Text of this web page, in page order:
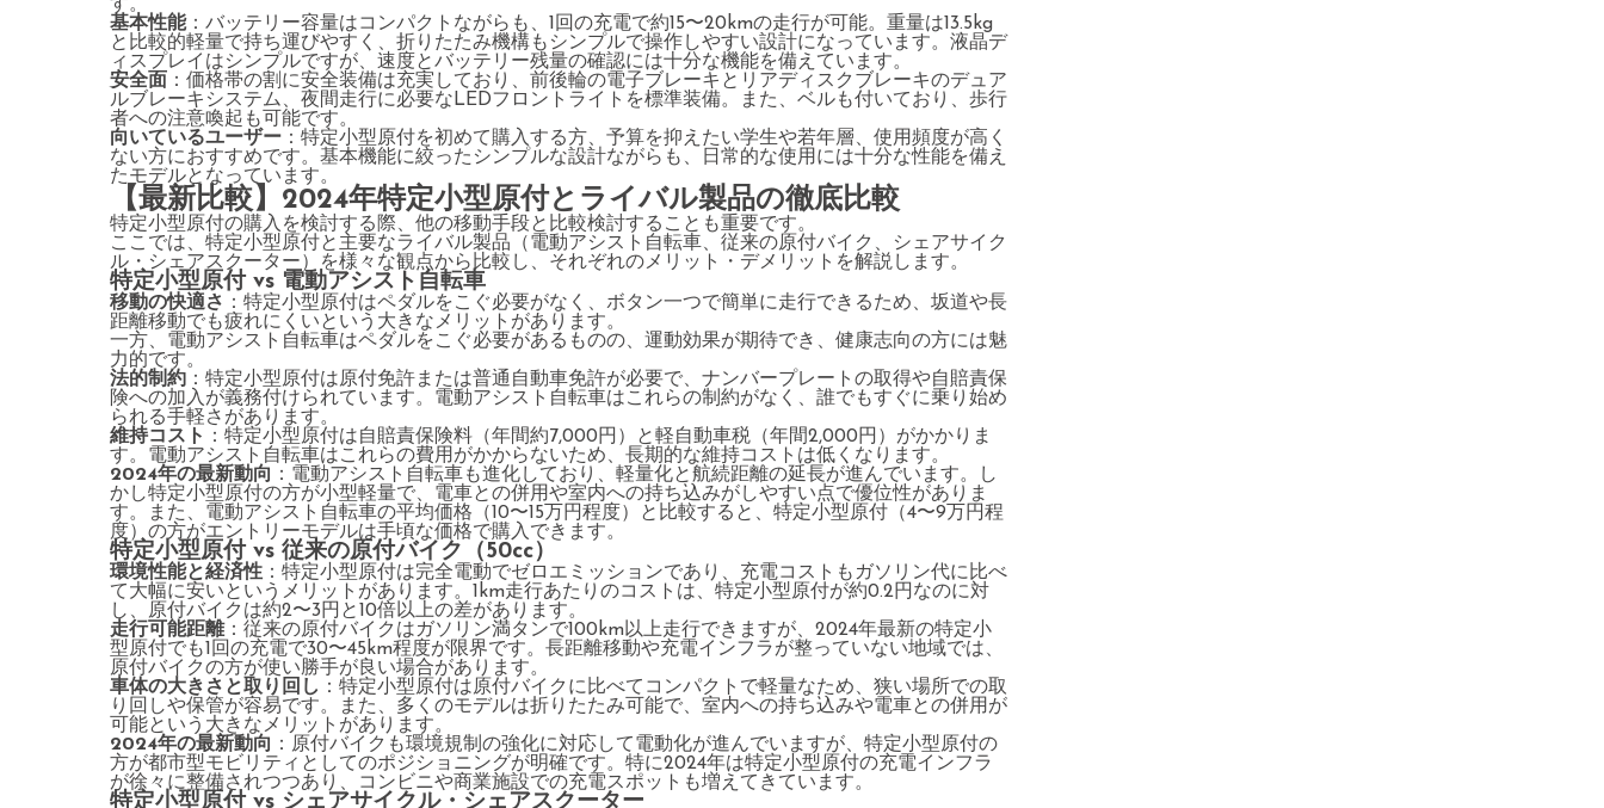
す。
基本性能：バッテリー容量はコンパクトながらも、1回の充電で約15〜20kmの走行が可能。重量は13.5kg
と比較的軽量で持ち運びやすく、折りたたみ機構もシンプルで操作しやすい設計になっています。液晶デ
ィスプレイはシンプルですが、速度とバッテリー残量の確認には十分な機能を備えています。
安全面 ：価格帯の割に安全装備は充実しており、前後輪の電子ブレーキとリアディスクブレーキのデュア
ルブレーキシステム、夜間走行に必要なLEDフロントライトを標準装備。また、ベルも付いており、歩行
者への注意喚起も可能です。
向いているユーザー ：特定小型原付を初めて購入する方、予算を抑えたい学生や若年層、使用頻度が高く
ない方におすすめです。基本機能に絞ったシンプルな設計ながらも、日常的な使用には十分な性能を備え
たモデルとなっています。
【最新比較】2024年特定小型原付とライバル製品の徹底比較
特定小型原付の購入を検討する際、他の移動手段と比較検討することも重要です。
ここでは、特定小型原付と主要なライバル製品（電動アシスト自転車、従来の原付バイク、シェアサイク
ル・シェアスクーター）を様々な観点から比較し、それぞれのメリット・デメリットを解説します。
特定小型原付 vs 電動アシスト自転車
移動の快適さ ：特定小型原付はペダルをこぐ必要がなく、ボタン一つで簡単に走行できるため、坂道や長
距離移動でも疲れにくいという大きなメリットがあります。
一方、電動アシスト自転車はペダルをこぐ必要があるものの、運動効果が期待でき、健康志向の方には魅
力的です。
法的制約 ：特定小型原付は原付免許または普通自動車免許が必要で、ナンバープレートの取得や自賠責保
険への加入が義務付けられています。電動アシスト自転車はこれらの制約がなく、誰でもすぐに乗り始め
られる手軽さがあります。
維持コスト
：特定小型原付は自賠責保険料（年間約7,000円）と軽自動車税（年間2,000円）がかかりま
す。電動アシスト自転車はこれらの費用がかからないため、長期的な維持コストは低くなります。
2024年の最新動向
：電動アシスト自転車も進化しており、軽量化と航続距離の延長が進んでいます。し
かし特定小型原付の方が小型軽量で、電車との併用や室内への持ち込みがしやすい点で優位性がありま
す。また、電動アシスト自転車の平均価格（10〜15万円程度）と比較すると、特定小型原付（4〜9万円程
度）の方がエントリーモデルは手頃な価格で購入できます。
特定小型原付 vs 従来の原付バイク（50cc）
環境性能と経済性 ：特定小型原付は完全電動でゼロエミッションであり、充電コストもガソリン代に比べ
て大幅に安いというメリットがあります。1km走行あたりのコストは、特定小型原付が約0.2円なのに対
し、原付バイクは約2〜3円と10倍以上の差があります。
走行可能距離：従来の原付バイクはガソリン満タンで100km以上走行できますが、2024年最新の特定小
型原付でも1回の充電で30〜45km程度が限界です。長距離移動や充電インフラが整っていない地域では、
原付バイクの方が使い勝手が良い場合があります。
車体の大きさと取り回し ：特定小型原付は原付バイクに比べてコンパクトで軽量なため、狭い場所での取
り回しや保管が容易です。また、多くのモデルは折りたたみ可能で、室内への持ち込みや電車との併用が
可能という大きなメリットがあります。
2024年の最新動向
：原付バイクも環境規制の強化に対応して電動化が進んでいますが、特定小型原付の
方が都市型モビリティとしてのポジショニングが明確です。特に2024年は特定小型原付の充電インフラ
が徐々に整備されつつあり、コンビニや商業施設での充電スポットも増えてきています。
特定小型原付 vs シェアサイクル・シェアスクーター